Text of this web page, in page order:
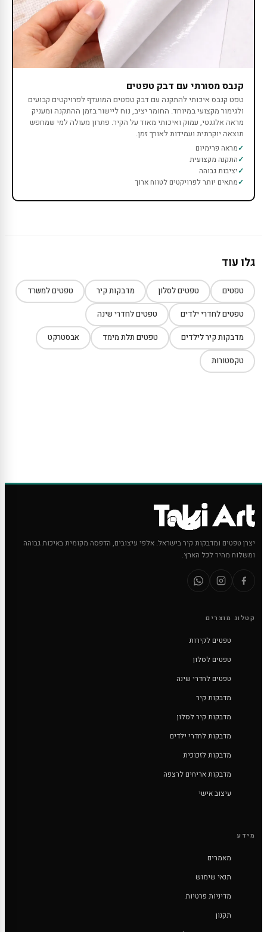
קנבס מסורתי עם דבק טפטים
טפט קנבס איכותי להתקנה עם דבק טפטים המועדף לפרויקטים קבועים
ולגימור מקצועי במיוחד. החומר יציב, נוח ליישור בזמן ההתקנה ומעניק
מראה אלגנטי, עמוק ואיכותי מאוד על הקיר. פתרון מעולה למי שמחפש
תוצאה יוקרתית ועמידות לאורך זמן.
מראה פרימיום
התקנה מקצועית
יציבות גבוהה
מתאים יותר לפרויקטים לטווח ארוך
גלו עוד
טפטים טפטים לסלון מדבקות קיר טפטים למשרד
טפטים לחדרי ילדים טפטים לחדרי שינה
מדבקות קיר לילדים טפטים תלת מימד אבסטרקט
טקסטורות
יצרן טפטים ומדבקות קיר בישראל. אלפי עיצובים, הדפסה מקומית באיכות גבוהה
ומשלוח מהיר לכל הארץ.
קטלוג מוצרים
טפטים לקירות
טפטים לסלון
טפטים לחדרי שינה
מדבקות קיר
מדבקות קיר לסלון
מדבקות לחדרי ילדים
מדבקות לזכוכית
מדבקות אריחים לרצפה
עיצוב אישי
מידע
מאמרים
תנאי שימוש
מדיניות פרטיות
תקנון